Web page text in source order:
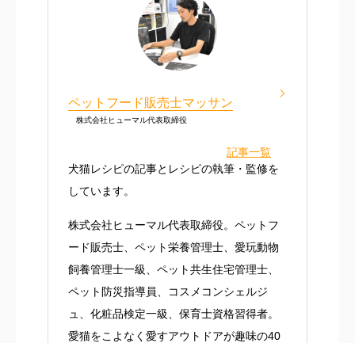
ペットフード販売士マッサン
株式会社ヒューマル代表取締役
記事一覧
犬猫レシピの記事とレシピの執筆・監修を
しています。
株式会社ヒューマル代表取締役。ペットフ
ード販売士、ペット栄養管理士、愛玩動物
飼養管理士一級、ペット共生住宅管理士、
ペット防災指導員、コスメコンシェルジ
ュ、化粧品検定一級、保育士資格習得者。
愛猫をこよなく愛すアウトドアが趣味の40